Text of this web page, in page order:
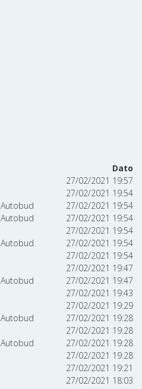
Dato
27/02/2021 19:57
27/02/2021 19:54
Autobud
27/02/2021 19:54
Autobud
27/02/2021 19:54
27/02/2021 19:54
Autobud
27/02/2021 19:54
27/02/2021 19:54
27/02/2021 19:47
Autobud
27/02/2021 19:47
27/02/2021 19:43
27/02/2021 19:29
Autobud
27/02/2021 19:28
27/02/2021 19:28
Autobud
27/02/2021 19:28
27/02/2021 19:28
27/02/2021 19:21
27/02/2021 18:03